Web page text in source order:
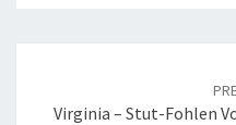
Virginia – Stut-Fohlen